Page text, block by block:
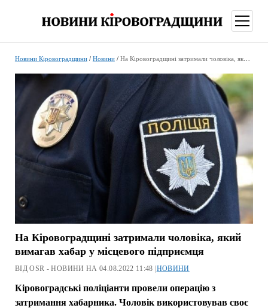
меню
Новини Кіровоградщини/ Новини/ На Кіровоградщині затримали чоловіка, який вимагав хабар у місцевого підприємця
На Кіровоградщині затримали чоловіка, який
вимагав хабар у місцевого підприємця
ВІД OSR - НОВИНИ НА 04.08.2022 11:48 |НОВИНИ
Кіровоградські поліціанти провели операцію з
затримання хабарника. Чоловік використовував своє